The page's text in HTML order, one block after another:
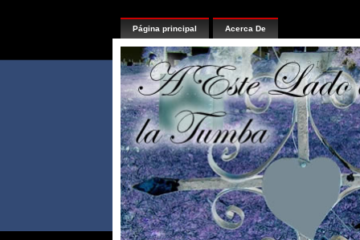
Página principal Acerca De